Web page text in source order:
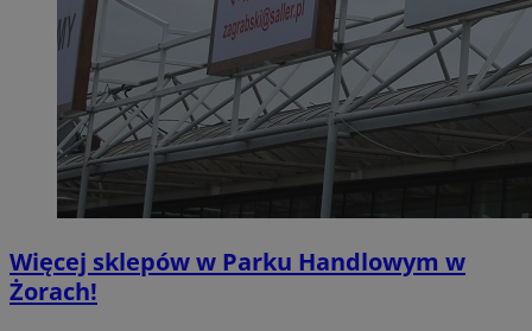
Więcej sklepów w Parku Handlowym w
Żorach!